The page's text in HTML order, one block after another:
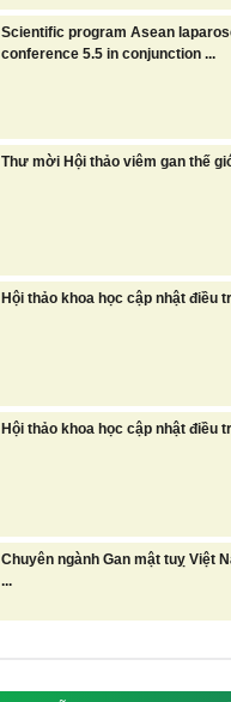
Scientific program Asean
conference 5.5 in conjunction ...
Thư mời Hội thảo viêm gan thế
Hội thảo khoa học cập nhật điều
Hội thảo khoa học cập nhật điều
Chuyên ngành Gan mật tuỵ Việt
...